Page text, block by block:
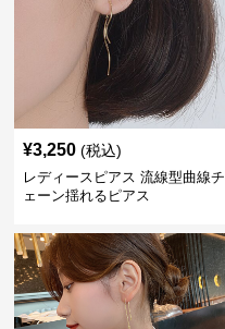
¥3,250 (税込)
レディースピアス 流線型曲線チ
ェーン揺れるピアス